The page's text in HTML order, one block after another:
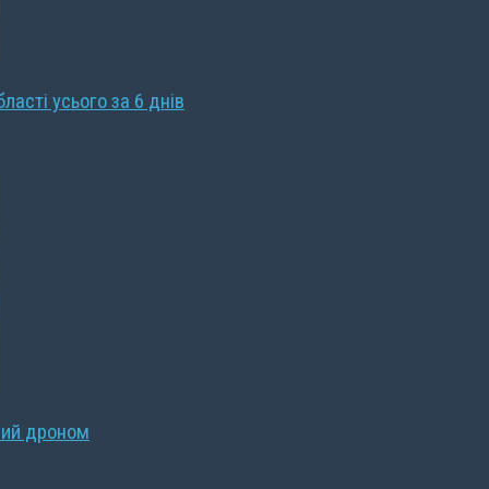
усього за 6 днів
дроном